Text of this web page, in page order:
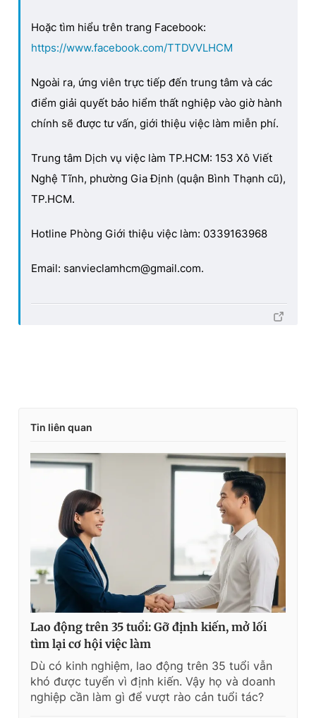
Hoặc tìm hiểu trên trang Facebook:
https://www.facebook.com/TTDVVLHCM
Ngoài ra, ứng viên trực tiếp đến trung tâm và các
điểm giải quyết bảo hiểm thất nghiệp vào giờ hành
chính sẽ được tư vấn, giới thiệu việc làm miễn phí.
Trung tâm Dịch vụ việc làm TP.HCM: 153 Xô Viết
Nghệ Tĩnh, phường Gia Định (quận Bình Thạnh cũ),
TP.HCM.
Hotline Phòng Giới thiệu việc làm: 0339163968
Email: sanvieclamhcm@gmail.com.
Tin liên quan
Lao động trên 35 tuổi: Gỡ định kiến, mở lối
tìm lại cơ hội việc làm
Dù có kinh nghiệm, lao động trên 35 tuổi vẫn
khó được tuyển vì định kiến. Vậy họ và doanh
nghiệp cần làm gì để vượt rào cản tuổi tác?